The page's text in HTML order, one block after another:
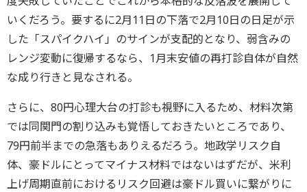
いくだろう。要するに2月11日の下落で2月10日の日足が示
した「スパイクハイ」のサインが支配的となり、弱含みの
レンジ変動に復帰するなら、1月末安値の再打診自体が自然
な成り行きと見なされる。
さらに、80円心理大台の打診も視野に入るため、材料次第
では同関門の割り込みも覚悟しておきたいところであり、
79円前半までの急落もありえるだろう。地政学リスク自
体、豪ドルにとってマイナス材料ではないはずだが、米利
上げ周期直前におけるリスク回避は豪ドル買いに繋がりに